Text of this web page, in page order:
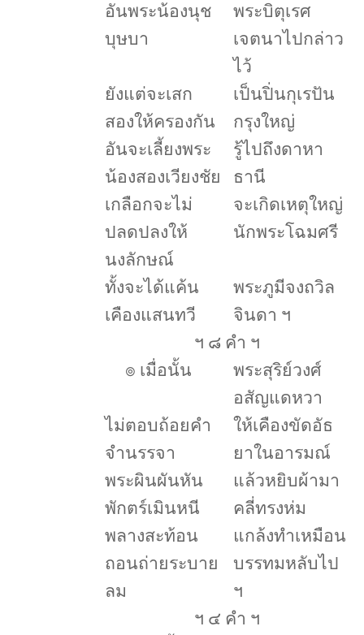
อันพระน้องนุช
บุษบา
พระบิตุเรศ
เจตนาไปกล่าว
ไว้
ยังแต่จะเสก
สองให้ครองกัน
เป็นปิ่นกุเรปัน
กรุงใหญ่
อันจะเลี้ยงพระ
น้องสองเวียงชัย
รู้ไปถึงดาหา
ธานี
เกลือกจะไม่
ปลดปลงให้
นงลักษณ์
จะเกิดเหตุใหญ่
นักพระโฉมศรี
ทั้งจะได้แค้น
เคืองแสนทวี
พระภูมีจงถวิล
จินดา ฯ
ฯ ๘ คำ ฯ
๏ เมื่อนั้น
พระสุริย์วงศ์
อสัญแดหวา
ไม่ตอบถ้อยคำ
จำนรรจา
ให้เคืองขัดอัธ
ยาในอารมณ์
พระผินผันหัน
พักตร์เมินหนี
แล้วหยิบผ้ามา
คลี่ทรงห่ม
พลางสะท้อน
ถอนถ่ายระบาย
ลม
แกล้งทำเหมือน
บรรทมหลับไป
ฯ
ฯ ๔ คำ ฯ